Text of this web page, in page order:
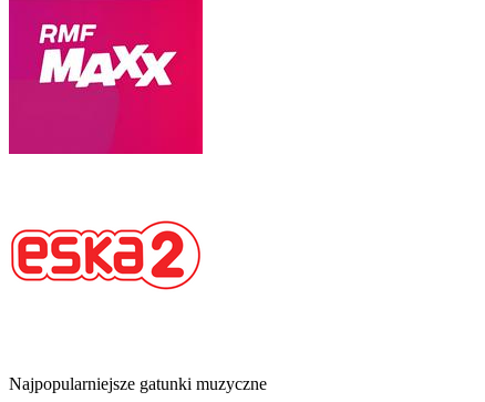
Najpopularniejsze gatunki muzyczne